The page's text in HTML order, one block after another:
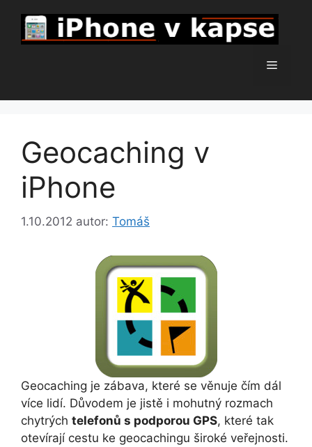
obsah
Menu
Geocaching v
iPhone
1.10.2012 autor: Tomáš
Geocaching je zábava, které se věnuje čím dál
více lidí. Důvodem je jistě i mohutný rozmach
chytrých telefonů s podporou GPS, které tak
otevírají cestu ke geocachingu široké veřejnosti.